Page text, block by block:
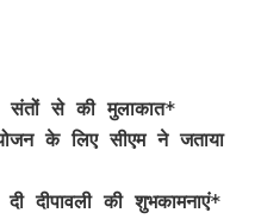
संतों से की मुलाकात*
के लिए सीएम ने जताया
दीपावली की शुभकामनाएं*